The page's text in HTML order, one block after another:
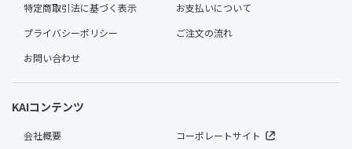
特定商取引法に基づく表示
お支払いについて
プライバシーポリシー
ご注文の流れ
お問い合わせ
KAIコンテンツ
会社概要
コーポレートサイト